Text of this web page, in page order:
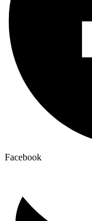
Facebook